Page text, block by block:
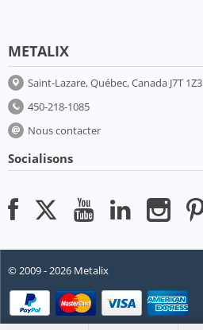
METALIX
Saint-Lazare, Québec, Canada J7T 1Z3
450-218-1085
Nous contacter
Socialisons
© 2009 - 2026 Metalix